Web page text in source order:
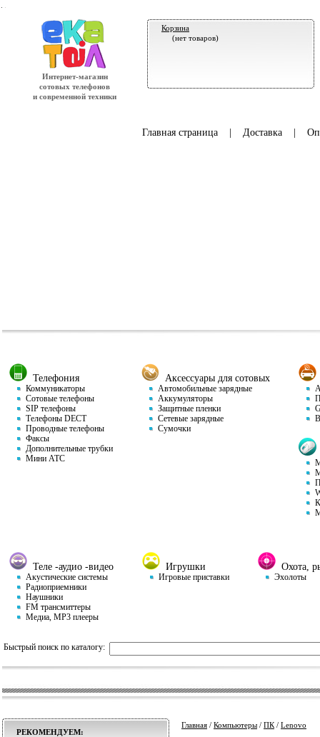
Интернет-магазин
сотовых телефонов
и современной техники
Корзина
(нет товаров)
Главная страница| Доставка|
Телефония
Коммуникаторы
Сотовые телефоны
SIP телефоны
Телефоны DECT
Проводные телефоны
Факсы
Дополнительные трубки
Мини АТС
Аксессуары для сотовых
Автомобильные зарядные
Аккумуляторы
Защитные пленки
Сетевые зарядные
Сумочки
Теле -аудио -видео
Акустические системы
Радиоприемники
Наушники
FM трансмиттеры
Медиа, MP3 плееры
Игрушки
Игровые приставки
Охота,
Эхолоты
Быстрый поиск по каталогу:
РЕКОМЕНДУЕМ:
Главная / Компьютеры / ПК / Lenovo